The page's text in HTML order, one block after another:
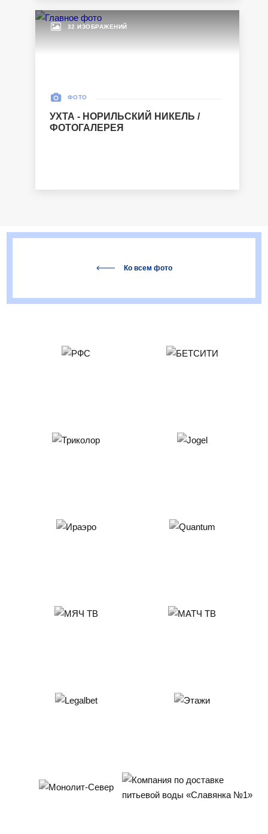
32 ИЗОБРАЖЕНИЙ
ФОТО
УХТА - НОРИЛЬСКИЙ НИКЕЛЬ /
ФОТОГАЛЕРЕЯ
Ко всем фото